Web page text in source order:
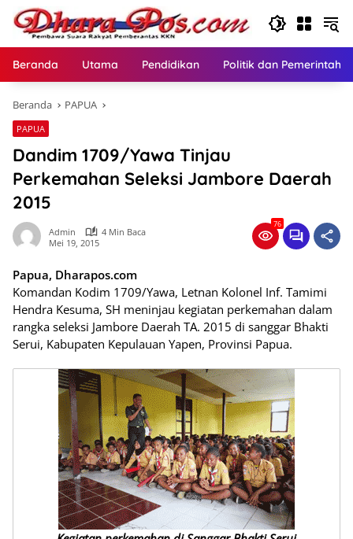
Langsung
konten
Beranda Utama Pendidikan Politik dan
Beranda PAPUA
PAPUA
Dandim 1709/Yawa Tinjau
Perkemahan Seleksi Jambore Daerah
2015
Admin
4 Min Baca
Mei 19, 2015
76
Papua, Dharapos.com
Komandan Kodim 1709/Yawa, Letnan Kolonel Inf. Tamimi
Hendra Kesuma, SH meninjau kegiatan perkemahan dalam
rangka seleksi Jambore Daerah TA. 2015 di sanggar Bhakti
Serui, Kabupaten Kepulauan Yapen, Provinsi Papua.